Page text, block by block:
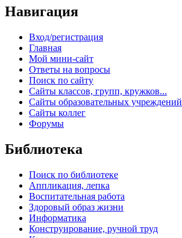
Навигация
Вход/регистрация
Главная
Мой мини-сайт
Ответы на вопросы
Поиск по сайту
Сайты классов, групп, кружков...
Сайты образовательных учреждений
Сайты коллег
Форумы
Библиотека
Поиск по библиотеке
Аппликация, лепка
Воспитательная работа
Здоровый образ жизни
Информатика
Конструирование, ручной труд